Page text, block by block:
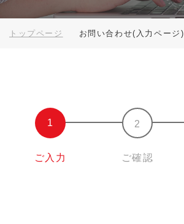
トップページ お問い合わせ(入力ページ)
ご入力 ご確認